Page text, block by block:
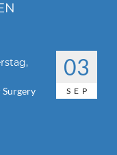
Surgery
03
SEP